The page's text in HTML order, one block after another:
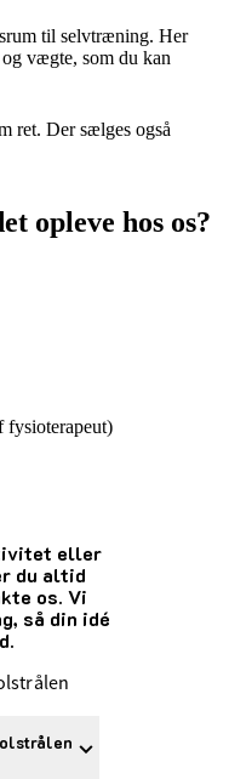
til selvtræning. Her
vægte, som du kan
ret. Der sælges også
opleve hos os?
fysioterapeut)
eller
du altid
os. Vi
så din idé